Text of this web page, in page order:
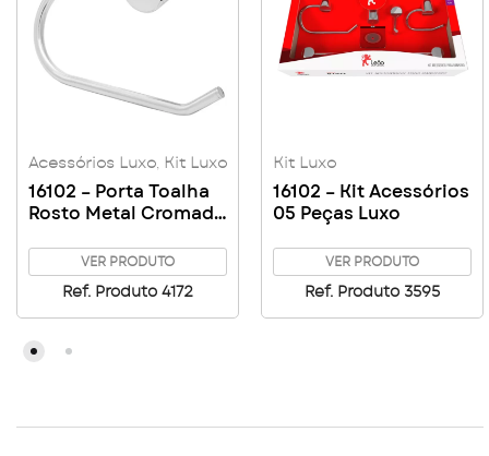
Acessórios Luxo, Kit Luxo
16102 – Porta Toalha
Rosto Metal Cromado
VER PRODUTO
Ref. Produto 4172
Kit Luxo
16102 – Kit Acessórios
05 Peças Luxo
VER PRODUTO
Ref. Produto 3595